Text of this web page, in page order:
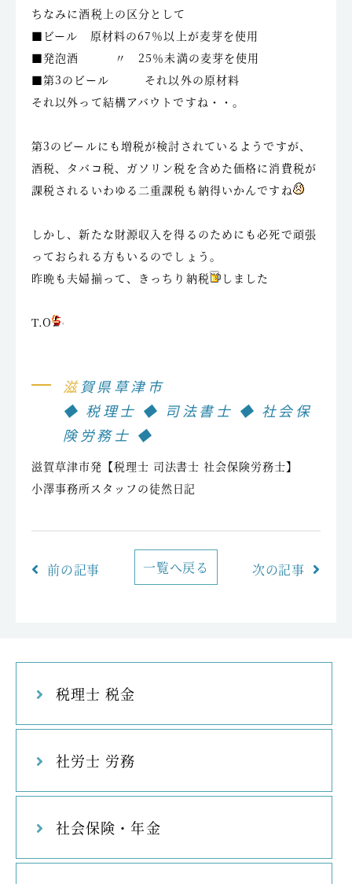
税理士 税金
社労士 労務
社会保険・年金
ちなみに酒税上の区分として
■ビール 原材料の67％以上が麦芽を使用
■発泡酒 〃 25％未満の麦芽を使用
■第3のビール それ以外の原材料
それ以外って結構アバウトですね・・。
第3のビールにも増税が検討されているようですが、
酒税、タバコ税、ガソリン税を含めた価格に消費税が
課税されるいわゆる二重課税も納得いかんですね
しかし、新たな財源収入を得るのためにも必死で頑張
っておられる方もいるのでしょう。
昨晩も夫婦揃って、きっちり納税
しました
T.O
滋賀県草津市
◆ 税理士 ◆ 司法書士 ◆ 社会保
険労務士 ◆
滋賀草津市発【税理士 司法書士 社会保険労務士】
小澤事務所スタッフの徒然日記
前の記事 一覧へ戻る 次の記事